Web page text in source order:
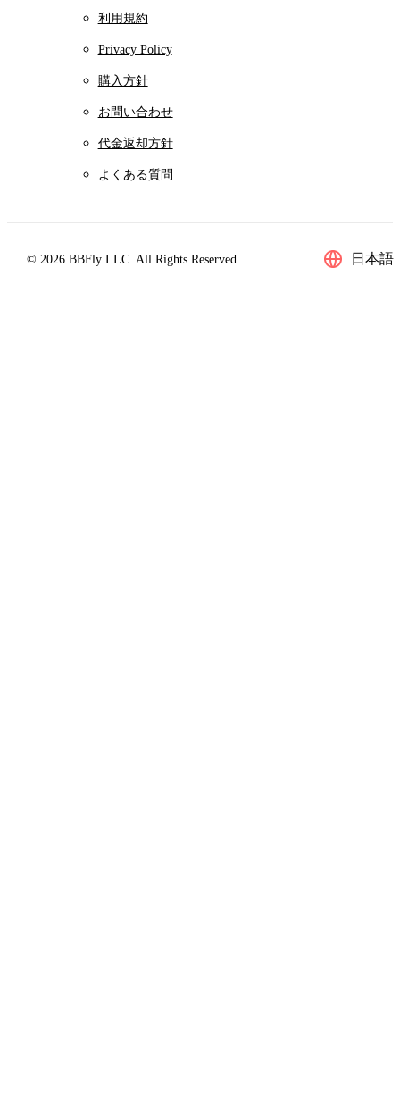
利用規約
Privacy Policy
購入方針
お問い合わせ
代金返却方針
よくある質問
© 2026 BBFly LLC. All Rights Reserved. 日本語